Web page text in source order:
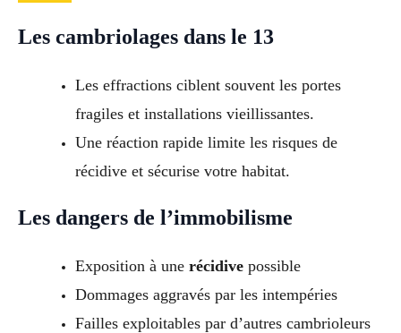
Les cambriolages dans le 13
Les effractions ciblent souvent les portes
fragiles et installations vieillissantes.
Une réaction rapide limite les risques de
récidive et sécurise votre habitat.
Les dangers de l’immobilisme
Exposition à une récidivepossible
Dommages aggravés par les intempéries
Failles exploitables par d’autres cambrioleurs